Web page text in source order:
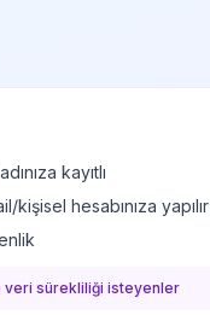
kayıtlı
hesabınıza yapılır
veri sürekliliği isteyenler